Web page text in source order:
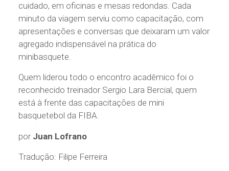
cuidado, em oficinas e mesas redondas. Cada
minuto da viagem serviu como capacitação, com
apresentações e conversas que deixaram um valor
agregado indispensável na prática do
minibasquete.
Quem liderou todo o encontro acadêmico foi o
reconhecido treinador Sergio Lara Bercial, quem
está à frente das capacitações de mini
basquetebol da FIBA.
por Juan Lofrano
Tradução: Filipe Ferreira